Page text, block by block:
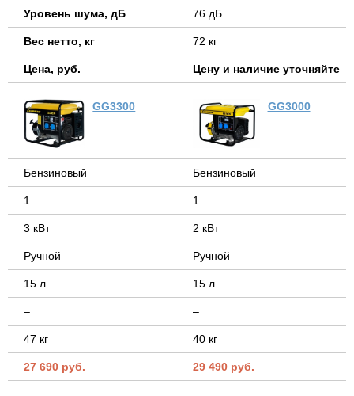
Уровень шума, дБ
Вес нетто, кг
Цена, руб.
76 дБ
72 кг
Цену и наличие уточняйте
GG3300
Бензиновый
1
3 кВт
Ручной
15 л
–
47 кг
27 690 руб.
GG3000
Бензиновый
1
2 кВт
Ручной
15 л
–
40 кг
29 490 руб.